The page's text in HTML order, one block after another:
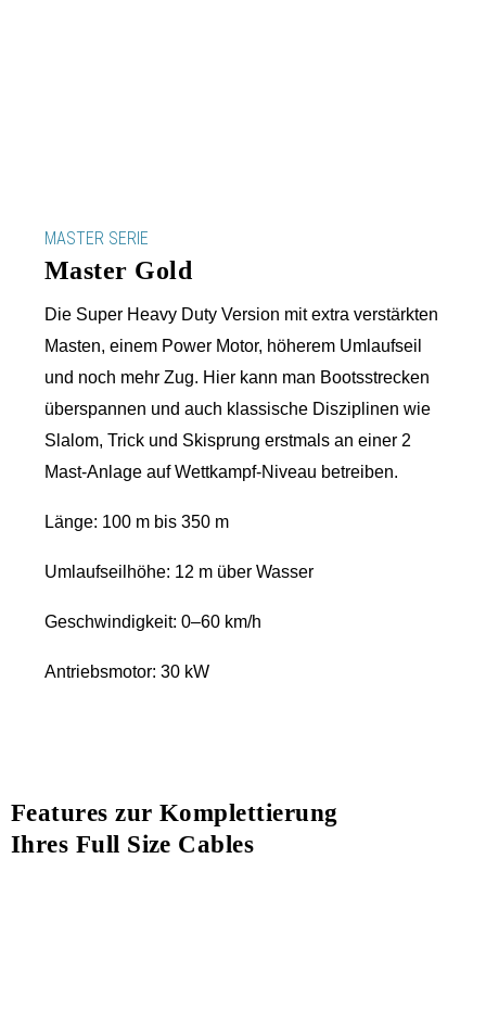
MASTER SERIE
Master Gold
Die Super Heavy Duty Version mit extra verstärkten
Masten, einem Power Motor, höherem Umlaufseil
und noch mehr Zug. Hier kann man Bootsstrecken
überspannen und auch klassische Disziplinen wie
Slalom, Trick und Skisprung erstmals an einer 2
Mast-Anlage auf Wettkampf-Niveau betreiben.
Länge: 100 m bis 350 m
Umlaufseilhöhe: 12 m über Wasser
Geschwindigkeit: 0–60 km/h
Antriebsmotor: 30 kW
Features zur Komplettierung
Ihres Full Size Cables